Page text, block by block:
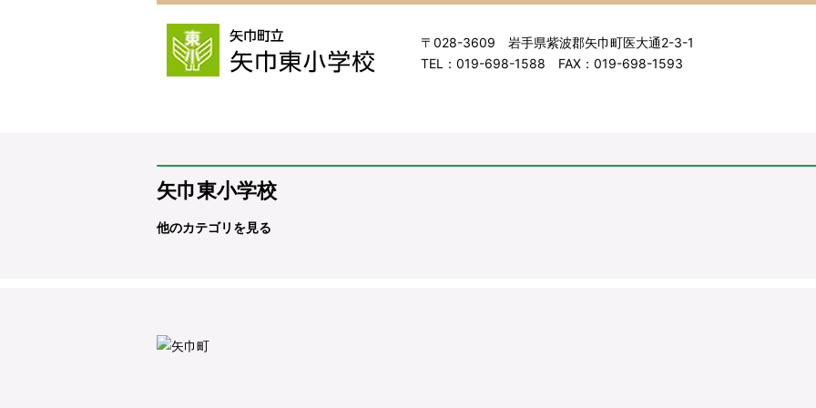
〒028-3609 岩手県紫波郡矢巾町医大通2-3-1
TEL：019-698-1588 FAX：019-698-1593
矢巾東小学校
他のカテゴリを見る